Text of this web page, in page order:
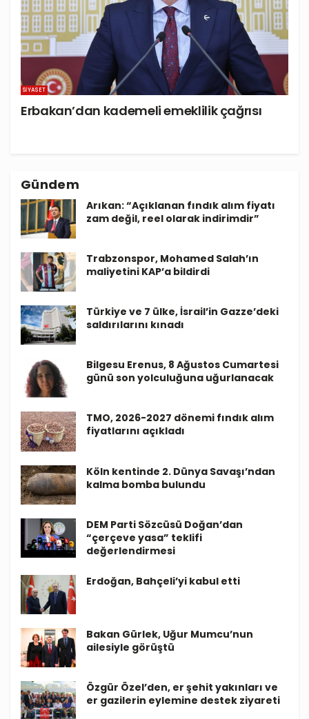
SIYASET
Erbakan’dan kademeli emeklilik çağrısı
Gündem
Arıkan: “Açıklanan fındık alım fiyatı
zam değil, reel olarak indirimdir”
Trabzonspor, Mohamed Salah’ın
maliyetini KAP’a bildirdi
Türkiye ve 7 ülke, İsrail’in Gazze’deki
saldırılarını kınadı
Bilgesu Erenus, 8 Ağustos Cumartesi
günü son yolculuğuna uğurlanacak
TMO, 2026-2027 dönemi fındık alım
fiyatlarını açıkladı
Köln kentinde 2. Dünya Savaşı’ndan
kalma bomba bulundu
DEM Parti Sözcüsü Doğan’dan
“çerçeve yasa” teklifi
değerlendirmesi
Erdoğan, Bahçeli’yi kabul etti
Bakan Gürlek, Uğur Mumcu’nun
ailesiyle görüştü
Özgür Özel’den, er şehit yakınları ve
er gazilerin eylemine destek ziyareti